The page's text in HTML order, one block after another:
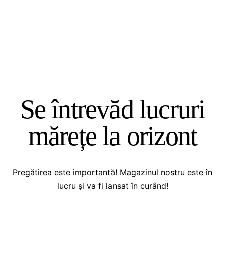
Se întrevăd lucruri
mărețe la orizont
Pregătirea este importantă! Magazinul nostru este în
lucru și va fi lansat în curând!